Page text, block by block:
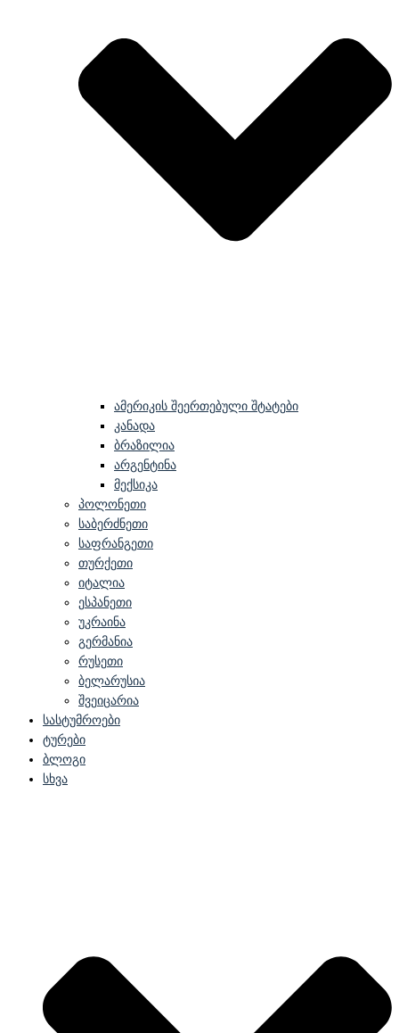
ამერიკის შეერთებული შტატები
კანადა
ბრაზილია
არგენტინა
მექსიკა
პოლონეთი
საბერძნეთი
საფრანგეთი
თურქეთი
იტალია
ესპანეთი
უკრაინა
გერმანია
რუსეთი
ბელარუსია
შვეიცარია
სასტუმროები
ტურები
ბლოგი
სხვა